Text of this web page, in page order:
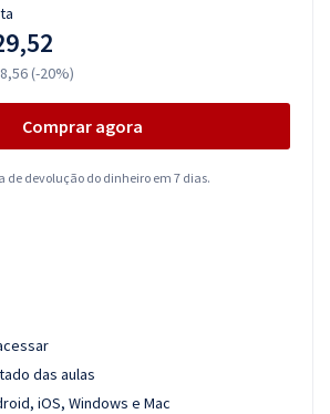
(-20%)
Comprar agora
de devolução do dinheiro em 7 dias.
das aulas
iOS, Windows e Mac